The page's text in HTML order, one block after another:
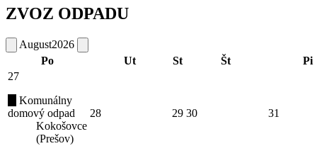
ZVOZ ODPADU
August2026
Po
Ut St Št
Pi
27
Komunálny
domový odpad
Kokošovce
(Prešov)
28 29 30 31